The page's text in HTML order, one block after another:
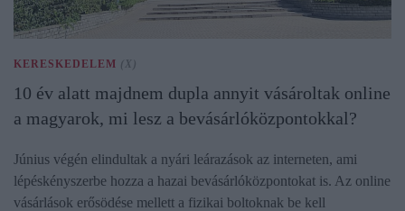
KERESKEDELEM (X)
10 év alatt majdnem dupla annyit vásároltak online
a magyarok, mi lesz a bevásárlóközpontokkal?
Június végén elindultak a nyári leárazások az interneten, ami
lépéskényszerbe hozza a hazai bevásárlóközpontokat is. Az online
vásárlások erősödése mellett a fizikai boltoknak be kell